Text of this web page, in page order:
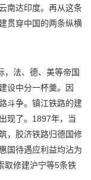
南达印度。再从这条
贯穿中国的两条纵横
，法、德、美等帝国
设中分一杯羹。因
斗争。镇江铁路的建
现了。1897年，当
，胶济铁路归德国修
国待遇应利益均沾为
取修建沪宁等5条铁